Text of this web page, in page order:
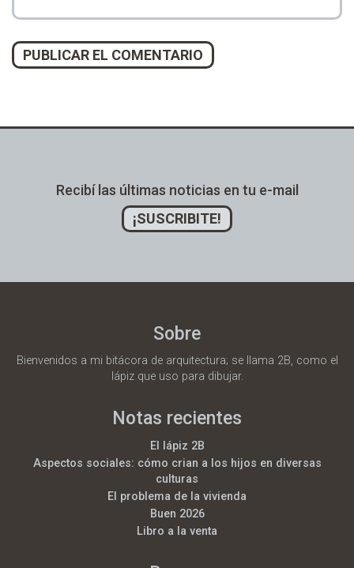
Recibí las últimas noticias en tu e-mail
¡SUSCRIBITE!
Sobre
Bienvenidos a mi bitácora de arquitectura; se llama 2B, como el
lápiz que uso para dibujar.
Notas recientes
El lápiz 2B
Aspectos sociales: cómo crian a los hijos en diversas
culturas
El problema de la vivienda
Buen 2026
Libro a la venta